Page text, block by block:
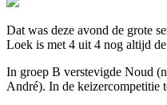
Dat was deze avond de grote
Loek is met 4 uit 4 nog altijd
In groep B verstevigde Noud
André). In de keizercompetitie